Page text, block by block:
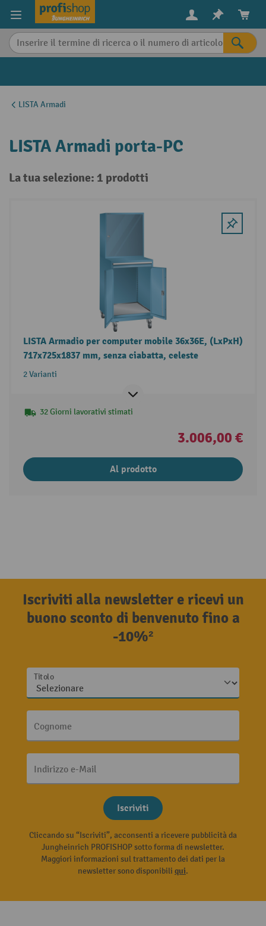
content
LISTA Armadi
LISTA Armadi porta-PC
La tua selezione: 1 prodotti
LISTA Armadio per computer mobile 36x36E, (LxPxH)
717x725x1837 mm, senza ciabatta, celeste
2 Varianti
32 Giorni lavorativi stimati
3.006,00 €
Al prodotto
Iscriviti alla newsletter e ricevi un
buono sconto di benvenuto fino a
-10%²
Titolo
Cognome
Indirizzo e-Mail
Iscriviti
Cliccando su “Iscriviti”, acconsenti a ricevere pubblicità da
Jungheinrich PROFISHOP sotto forma di newsletter.
Maggiori informazioni sul trattamento dei dati per la
newsletter sono disponibili qui.